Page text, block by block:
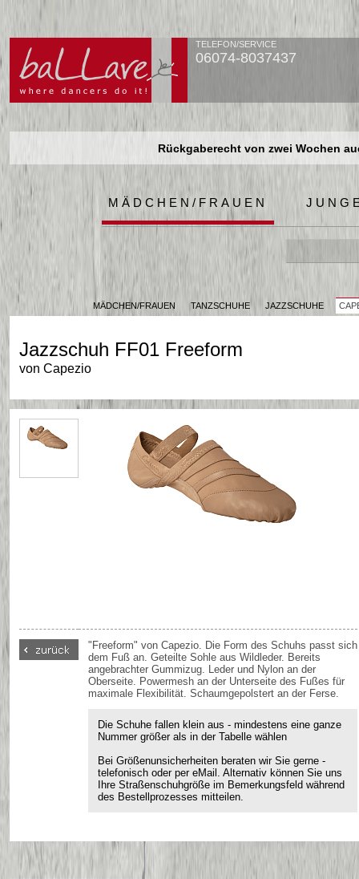
TELEFON/SERVICE
06074-8037437
Rückgaberecht von zwei Wochen
Rückgaberecht von zwei Wochen
MÄDCHEN/FRAUEN
MÄDCHEN/FRAUEN TANZSCHUHE JAZZSCHUHE
Jazzschuh FF01 Freeform
von Capezio
"Freeform" von Capezio. Die Form des Schuhs passt sich
dem Fuß an. Geteilte Sohle aus Wildleder. Bereits
angebrachter Gummizug. Leder und Nylon an der
Oberseite. Powermesh an der Unterseite des Fußes für
maximale Flexibilität. Schaumgepolstert an der Ferse.
Die Schuhe fallen klein aus - mindestens eine ganze
Nummer größer als in der Tabelle wählen
Bei Größenunsicherheiten beraten wir Sie gerne -
telefonisch oder per eMail. Alternativ können Sie uns
Ihre Straßenschuhgröße im Bemerkungsfeld während
des Bestellprozesses mitteilen.